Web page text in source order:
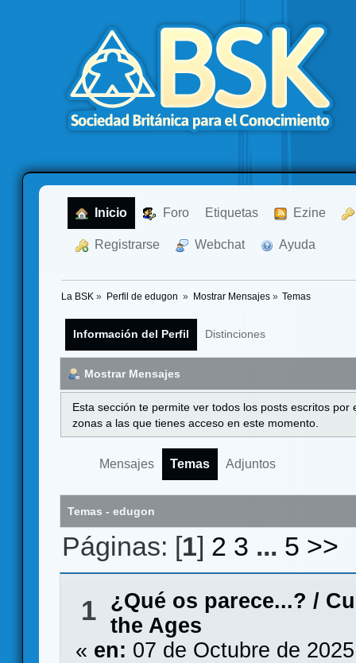
Inicio Foro Etiquetas Ezine
Registrarse Webchat Ayuda
La BSK » Perfil de edugon » Mostrar Mensajes» Temas
Información del Perfil Distinciones
Mostrar Mensajes
Esta sección te permite ver todos los posts escritos
zonas a las que tienes acceso en este momento.
Mensajes Temas Adjuntos
Temas - edugon
Páginas: [1] 2 3 ... 5 >>
1 ¿Qué os parece...? /
the Ages
« en: 07 de Octubre de